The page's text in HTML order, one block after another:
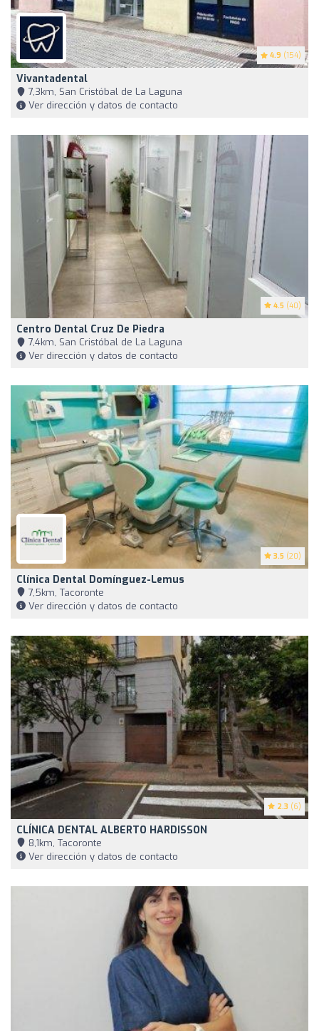
4.9 (154)
Vivantadental
7,3km, San Cristóbal de La Laguna
Ver dirección y datos de contacto
4.5 (40)
Centro Dental Cruz De Piedra
7,4km, San Cristóbal de La Laguna
Ver dirección y datos de contacto
3.5 (20)
Clínica Dental Domínguez-Lemus
7,5km, Tacoronte
Ver dirección y datos de contacto
2.3 (6)
CLÍNICA DENTAL ALBERTO HARDISSON
8,1km, Tacoronte
Ver dirección y datos de contacto